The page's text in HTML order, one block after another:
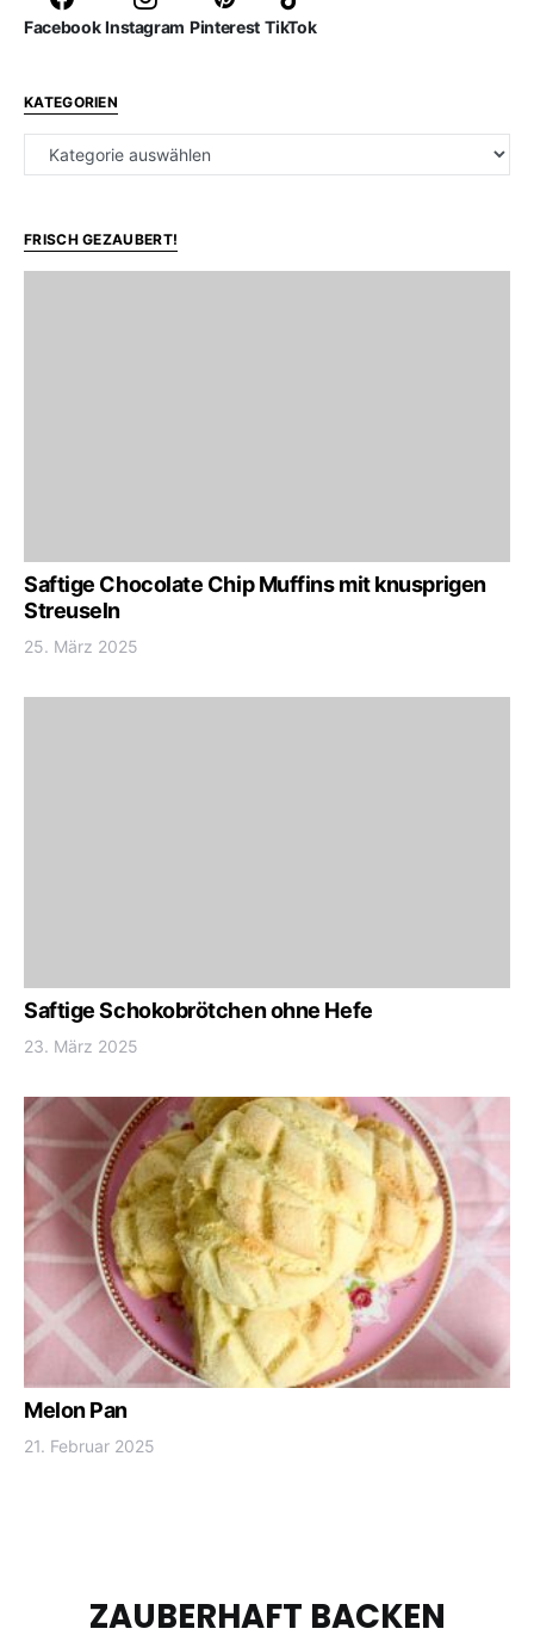
Facebook Instagram Pinterest TikTok
KATEGORIEN
Kategorien
FRISCH GEZAUBERT!
Saftige Chocolate Chip Muffins mit knusprigen
Streuseln
25. März 2025
Saftige Schokobrötchen ohne Hefe
23. März 2025
Melon Pan
21. Februar 2025
ZAUBERHAFT BACKEN